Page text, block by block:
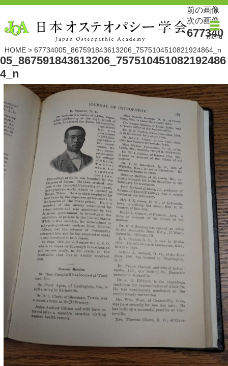
menu
HOME> 67734005_867591843613206_7575104510821924864_n
前の画像
次の画像
677340
05_867591843613206_757510451082192486
4_n